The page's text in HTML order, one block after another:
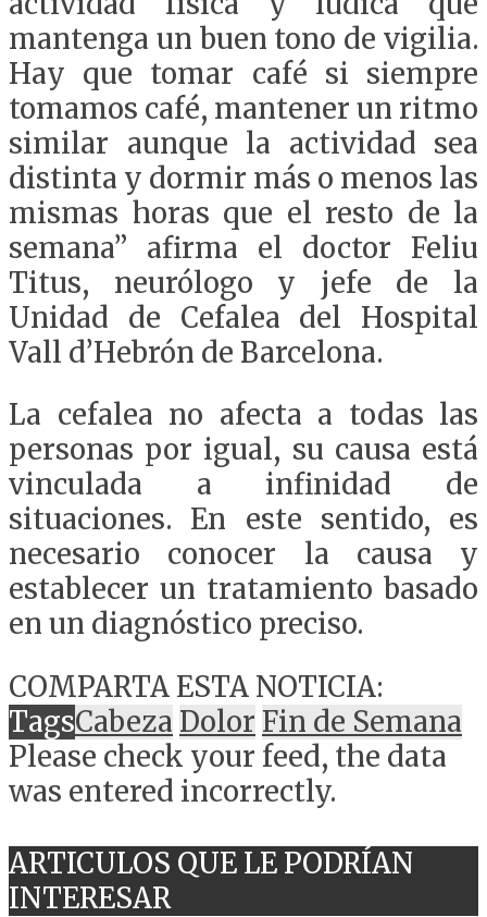
mantenga un buen tono de vigilia.
Hay que tomar café si siempre
tomamos café, mantener un ritmo
similar aunque la actividad sea
distinta y dormir más o menos las
mismas horas que el resto de la
semana” afirma el doctor Feliu
Titus, neurólogo y jefe de la
Unidad de Cefalea del Hospital
Vall d’Hebrón de Barcelona.
La cefalea no afecta a todas las
personas por igual, su causa está
vinculada a infinidad de
situaciones. En este sentido, es
necesario conocer la causa y
establecer un tratamiento basado
en un diagnóstico preciso.
COMPARTA ESTA NOTICIA:
TagsCabeza Dolor Fin de Semana
Please check your feed, the data
was entered incorrectly.
ARTICULOS QUE LE PODRÍAN
INTERESAR